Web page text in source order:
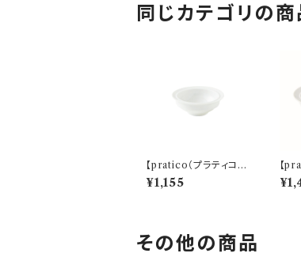
同じカテゴリの商
【pratico（プラティコ）】
12ボウル（白) O-M2
4901
¥1,155
【
17
その他の商品